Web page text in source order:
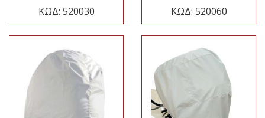
ΚΩΔ: 520030 ΚΩΔ: 520060